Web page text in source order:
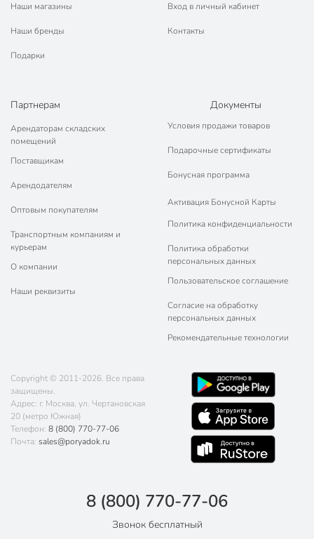
Наши магазины
Наши бренды
Подарки
Вход в личный кабинет
Контакты
Партнерам
Арендаторам складских
помещений
Поставщикам
Арендодателям
Оптовым покупателям
Транспортным компаниям и
курьерам
О компании
Наши реквизиты
Документы
Условия продажи товаров
Подарочные сертификаты
Бонусная программа
Активация Бонусной Карты
Политика конфиденциальности
Политика обработки
персональных данных
Пользовательское соглашение
Согласие на обработку
персональных данных
Рекомендательные технологии
Copyright © 2011-2026. Все права
защищены.
Адрес: г. Москва, ул. Чертановская
20 (метро Южная)
Телефон: 8 (800) 770-77-06
Почта: sales@poryadok.ru
8 (800) 770-77-06
Звонок бесплатный